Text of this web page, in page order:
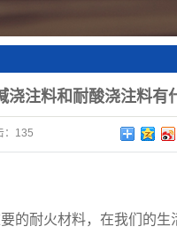
浇注料和耐酸浇注料有
135
耐火材料，在我们的生